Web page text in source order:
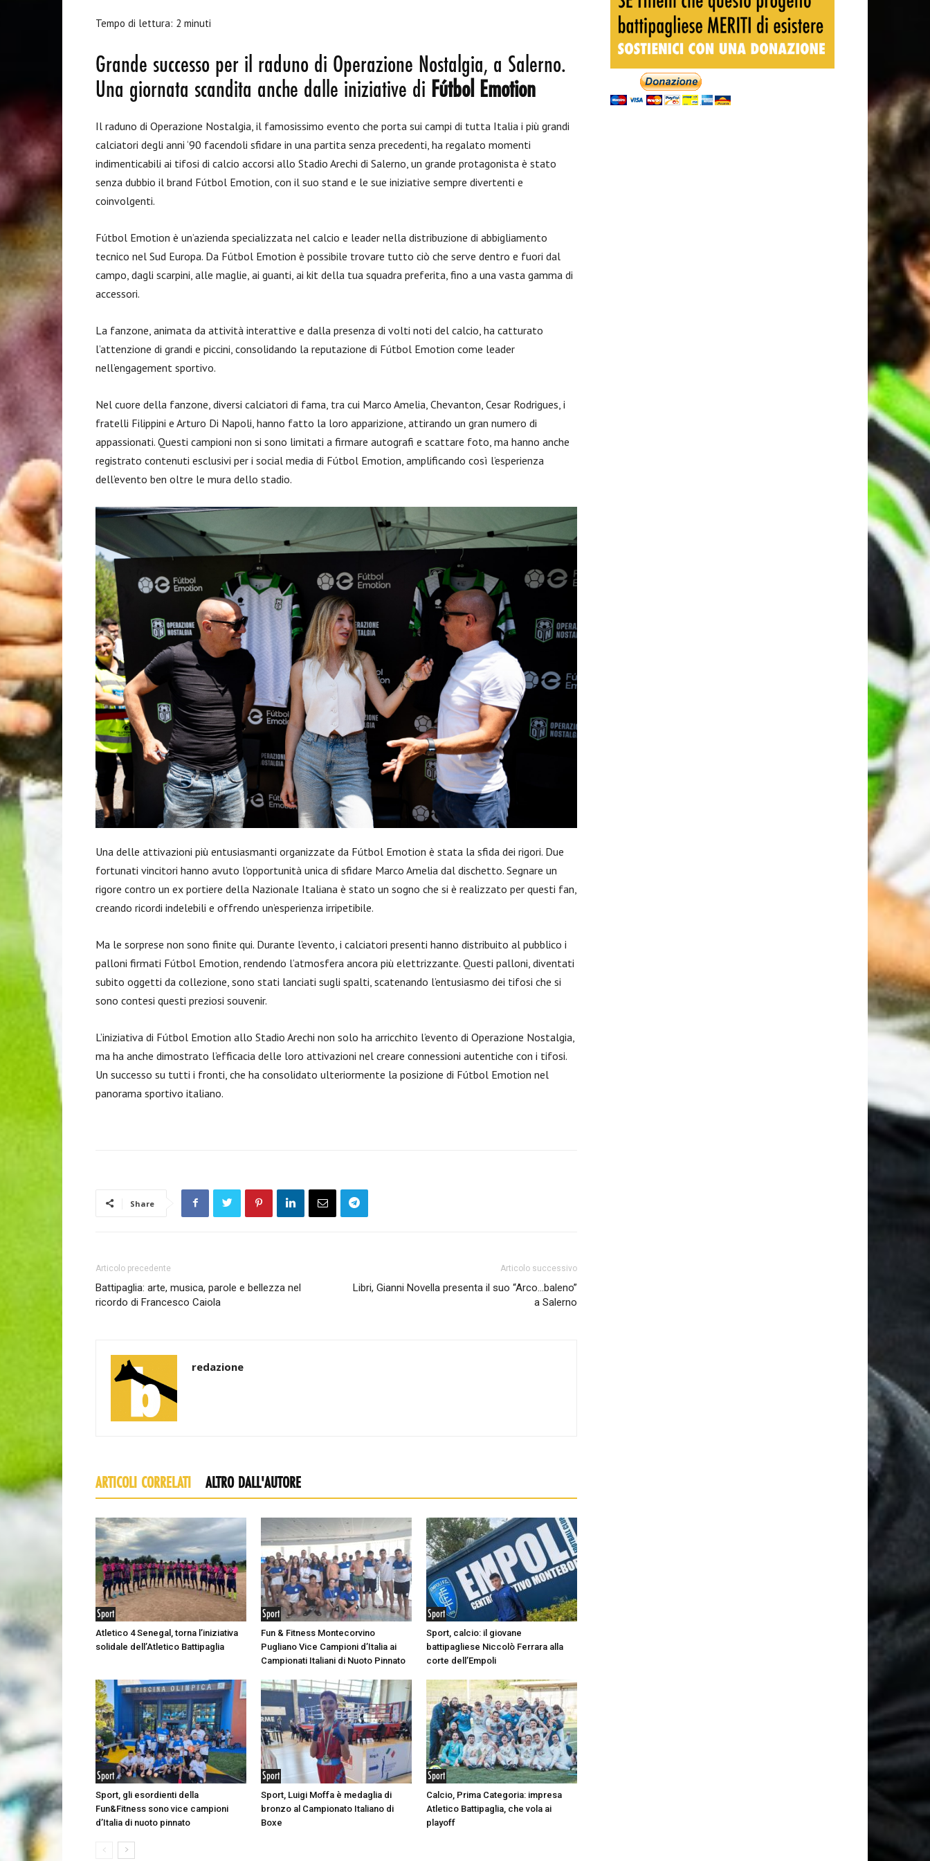
Tempo di lettura: 2 minuti
Grande successo per il raduno di Operazione Nostalgia, a Salerno.
Una giornata scandita anche dalle iniziative di Fútbol Emotion
Il raduno di Operazione Nostalgia, il famosissimo evento che porta sui campi di tutta Italia i più grandi
calciatori degli anni ‘90 facendoli sfidare in una partita senza precedenti, ha regalato momenti
indimenticabili ai tifosi di calcio accorsi allo Stadio Arechi di Salerno, un grande protagonista è stato
senza dubbio il brand Fútbol Emotion, con il suo stand e le sue iniziative sempre divertenti e
coinvolgenti.
Fútbol Emotion è un’azienda specializzata nel calcio e leader nella distribuzione di abbigliamento
tecnico nel Sud Europa. Da Fútbol Emotion è possibile trovare tutto ciò che serve dentro e fuori dal
campo, dagli scarpini, alle maglie, ai guanti, ai kit della tua squadra preferita, fino a una vasta gamma di
accessori.
La fanzone, animata da attività interattive e dalla presenza di volti noti del calcio, ha catturato
l’attenzione di grandi e piccini, consolidando la reputazione di Fútbol Emotion come leader
nell’engagement sportivo.
Nel cuore della fanzone, diversi calciatori di fama, tra cui Marco Amelia, Chevanton, Cesar Rodrigues, i
fratelli Filippini e Arturo Di Napoli, hanno fatto la loro apparizione, attirando un gran numero di
appassionati. Questi campioni non si sono limitati a firmare autografi e scattare foto, ma hanno anche
registrato contenuti esclusivi per i social media di Fútbol Emotion, amplificando così l’esperienza
dell’evento ben oltre le mura dello stadio.
Una delle attivazioni più entusiasmanti organizzate da Fútbol Emotion è stata la sfida dei rigori. Due
fortunati vincitori hanno avuto l’opportunità unica di sfidare Marco Amelia dal dischetto. Segnare un
rigore contro un ex portiere della Nazionale Italiana è stato un sogno che si è realizzato per questi fan,
creando ricordi indelebili e offrendo un’esperienza irripetibile.
Ma le sorprese non sono finite qui. Durante l’evento, i calciatori presenti hanno distribuito al pubblico i
palloni firmati Fútbol Emotion, rendendo l’atmosfera ancora più elettrizzante. Questi palloni, diventati
subito oggetti da collezione, sono stati lanciati sugli spalti, scatenando l’entusiasmo dei tifosi che si
sono contesi questi preziosi souvenir.
L’iniziativa di Fútbol Emotion allo Stadio Arechi non solo ha arricchito l’evento di Operazione Nostalgia,
ma ha anche dimostrato l’efficacia delle loro attivazioni nel creare connessioni autentiche con i tifosi.
Un successo su tutti i fronti, che ha consolidato ulteriormente la posizione di Fútbol Emotion nel
panorama sportivo italiano.
Share
Articolo precedente
Battipaglia: arte, musica, parole e bellezza nel
ricordo di Francesco Caiola
Articolo successivo
Libri, Gianni Novella presenta il suo “Arco…baleno”
a Salerno
redazione
ARTICOLI CORRELATI ALTRO DALL'AUTORE
Sport
Atletico 4 Senegal, torna l’iniziativa
solidale dell’Atletico Battipaglia
Sport
Fun & Fitness Montecorvino
Pugliano Vice Campioni d’Italia ai
Campionati Italiani di Nuoto Pinnato
Sport
Sport, calcio: il giovane
battipagliese Niccolò Ferrara alla
corte dell’Empoli
Sport
Sport, gli esordienti della
Fun&Fitness sono vice campioni
d’Italia di nuoto pinnato
Sport
Sport, Luigi Moffa è medaglia di
bronzo al Campionato Italiano di
Boxe
Sport
Calcio, Prima Categoria: impresa
Atletico Battipaglia, che vola ai
playoff